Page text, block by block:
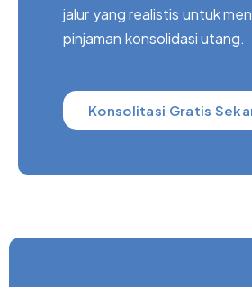
jalur yang realistis untuk
pinjaman konsolidasi utang.
Konsolitasi Gratis